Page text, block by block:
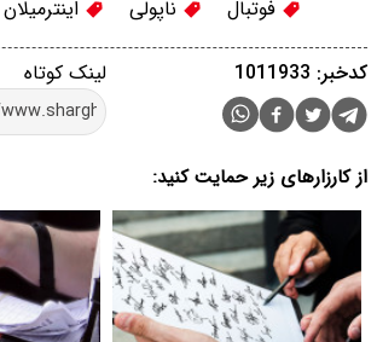
فوتبال ناپولی اینترمیلان
لینک کوتاه کدخبر: 1011933
از کارزارهای زیر حمایت کنید: